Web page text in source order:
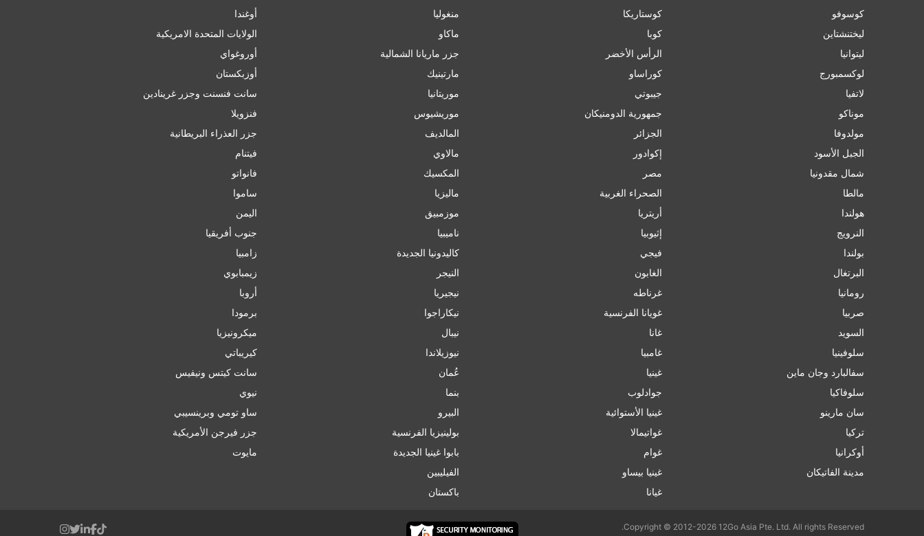
كوسوفو
ليختنشتاين
ليتوانيا
لوكسمبورج
لاتفيا
موناكو
مولدوفا
الجبل الأسود
شمال مقدونيا
مالطا
هولندا
النرويج
بولندا
البرتغال
رومانيا
صربيا
السويد
سلوفينيا
سفالبارد وجان ماين
سلوفاكيا
سان مارينو
تركيا
أوكرانيا
مدينة الفاتيكان
كوستاريكا
كوبا
الرأس الأخضر
كوراساو
جيبوتي
جمهورية الدومنيكان
الجزائر
إكوادور
مصر
الصحراء الغربية
أريتريا
إثيوبيا
فيجي
الغابون
غرناطه
غويانا الفرنسية
غانا
غامبيا
غينيا
جوادلوب
غينيا الأستوائية
غواتيمالا
غوام
غينيا بيساو
غيانا
منغوليا
ماكاو
جزر ماريانا الشمالية
مارتينيك
موريتانيا
موريشيوس
المالديف
مالاوي
المكسيك
ماليزيا
موزمبيق
ناميبيا
كاليدونيا الجديدة
النيجر
نيجيريا
نيكاراجوا
نيبال
نيوزيلاندا
عُمان
بنما
البيرو
بولينيزيا الفرنسية
بابوا غينيا الجديدة
الفيليبين
باكستان
أوغندا
الولايات المتحدة الامريكية
أوروغواي
أوزبكستان
سانت فنسنت وجزر غرينادين
فنزويلا
جزر العذراء البريطانية
فيتنام
فانواتو
ساموا
اليمن
جنوب أفريقيا
زامبيا
زيمبابوي
أروبا
برمودا
ميكرونيزيا
كيريباتي
سانت كيتس ونيفيس
نيوي
ساو تومي وبرينسيبي
جزر فيرجن الأمريكية
مايوت
Copyright © 2012-2026 12Go Asia Pte. Ltd. All rights Reserved.